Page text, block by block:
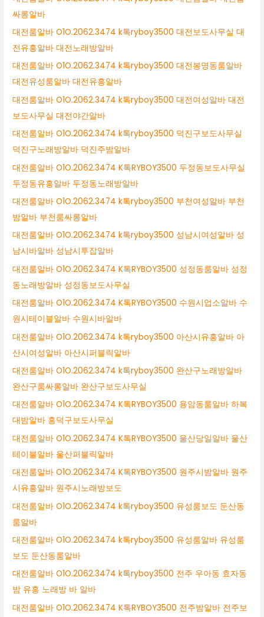
싸롱알바
대전룸알바 O1O.2062.3474 k톡ryboy3500 대전보도사무실 대
전유흥알바 대전노래방알바
대전룸알바 O1O.2062.3474 k톡ryboy3500 대전봉명동룸알바
대전유성룸알바 대전유흥알바
대전룸알바 O1O.2062.3474 k톡ryboy3500 대전여성알바 대전
보도사무실 대전야간알바
대전룸알바 O1O.2062.3474 k톡ryboy3500 덕진구보도사무실
덕진구노래방알바 덕진주밤알바
대전룸알바 O1O.2062.3474 K톡RYBOY3500 두정동보도사무실
두정동유흥알바 두정동노래방알바
대전룸알바 O1O.2062.3474 k톡ryboy3500 부천여성알바 부천
밤알바 부천룸싸롱알바
대전룸알바 O1O.2062.3474 k톡ryboy3500 성남시여성알바 성
남시바알바 성남시투잡알바
대전룸알바 O1O.2062.3474 K톡RYBOY3500 성정동룸알바 성정
동노래방알바 성정동보도사무실
대전룸알바 O1O.2062.3474 K톡RYBOY3500 수원시업소알바 수
원시테이블알바 수원시바알바
대전룸알바 O1O.2062.3474 k톡ryboy3500 아산시유흥알바 아
산시여성알바 아산시퍼블릭알바
대전룸알바 O1O.2062.3474 k톡ryboy3500 완산구노래방알바
완산구룸싸롱알바 완산구보도사무실
대전룸알바 O1O.2062.3474 K톡RYBOY3500 용암동룸알바 하복
대밤알바 흥덕구보도사무실
대전룸알바 O1O.2062.3474 K톡RYBOY3500 울산당일알바 울산
테이블알바 울산퍼블릭알바
대전룸알바 O1O.2062.3474 K톡RYBOY3500 원주시밤알바 원주
시유흥알바 원주시노래방보도
대전룸알바 O1O.2062.3474 k톡ryboy3500 유성룸보도 둔산동
룸알바
대전룸알바 O1O.2062.3474 k톡ryboy3500 유성룸알바 유성룸
보도 둔산동룸알바
대전룸알바 O1O.2062.3474 k톡ryboy3500 전주 우아동 효자동
밤 유흥 노래방 바 알바
대전룸알바 O1O.2062.3474 K톡RYBOY3500 전주밤알바 전주보